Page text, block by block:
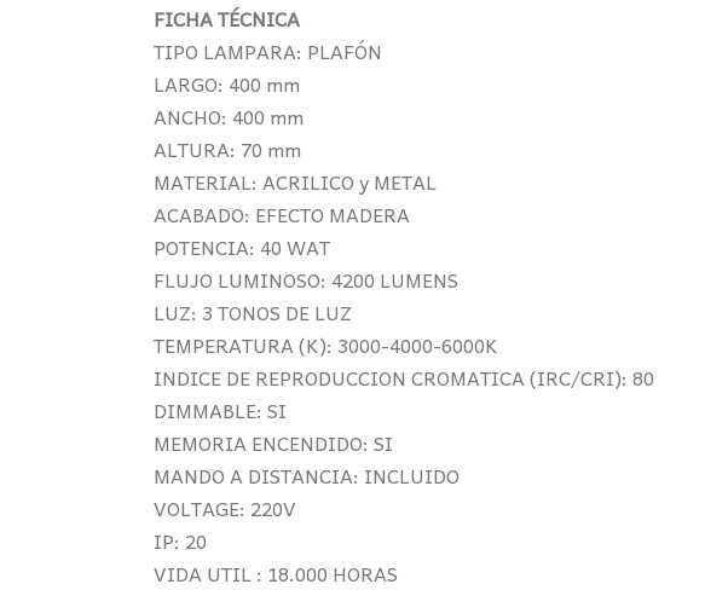
FICHA TÉCNICA
TIPO LAMPARA: PLAFÓN
LARGO: 400 mm
ANCHO: 400 mm
ALTURA: 70 mm
MATERIAL: ACRILICO y METAL
ACABADO: EFECTO MADERA
POTENCIA: 40 WAT
FLUJO LUMINOSO: 4200 LUMENS
LUZ: 3 TONOS DE LUZ
TEMPERATURA (K): 3000-4000-6000K
INDICE DE REPRODUCCION CROMATICA (IRC/CRI): 80
DIMMABLE: SI
MEMORIA ENCENDIDO: SI
MANDO A DISTANCIA: INCLUIDO
VOLTAGE: 220V
IP: 20
VIDA UTIL : 18.000 HORAS